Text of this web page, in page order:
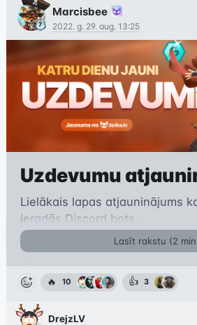
Marcisbee
2022. g. 29. aug. 13:25
Uzdevumu
Lielākais lapas atjauninājums
ieradās Discord bots.
Lasīt rakstu (2
🔥 10 👍 3
DrejzLV